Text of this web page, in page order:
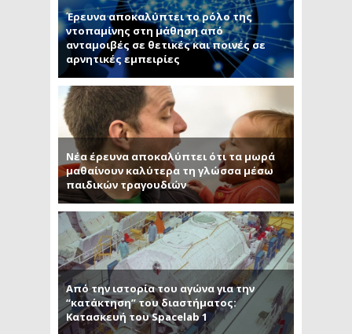
Έρευνα αποκαλύπτει το ρόλο της
ντοπαμίνης στη μάθηση από
ανταμοιβές σε θετικές και ποινές σε
αρνητικές εμπειρίες
Νέα έρευνα αποκαλύπτει ότι τα μωρά
μαθαίνουν καλύτερα τη γλώσσα μέσω
παιδικών τραγουδιών
Από την ιστορία του αγώνα για την
“κατάκτηση” του διαστήματος:
Κατασκευή του Spacelab 1